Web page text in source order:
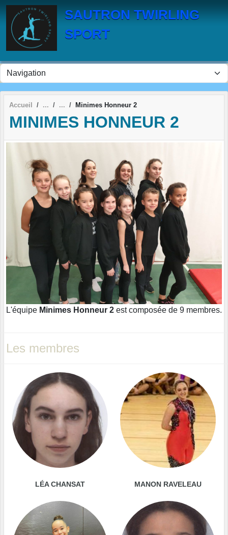
SAUTRON TWIRLING
SPORT
Accueil Minimes Honneur 2
MINIMES HONNEUR 2
L'équipe Minimes Honneur 2 est composée de 9 membres.
Les membres
LÉA CHANSAT MANON RAVELEAU
Panneau de gestion des cookies